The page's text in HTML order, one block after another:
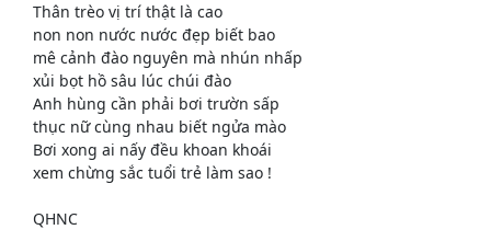
Thân trèo vị trí thật là cao
non non nước nước đẹp biết bao
mê cảnh đào nguyên mà nhún nhấp
xủi bọt hồ sâu lúc chúi đào
Anh hùng cần phải bơi trườn sấp
thục nữ cùng nhau biết ngửa mào
Bơi xong ai nấy đều khoan khoái
xem chừng sắc tuổi trẻ làm sao !
QHNC